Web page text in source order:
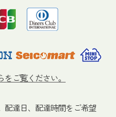
ご覧ください。
配達日、配達時間をご希望